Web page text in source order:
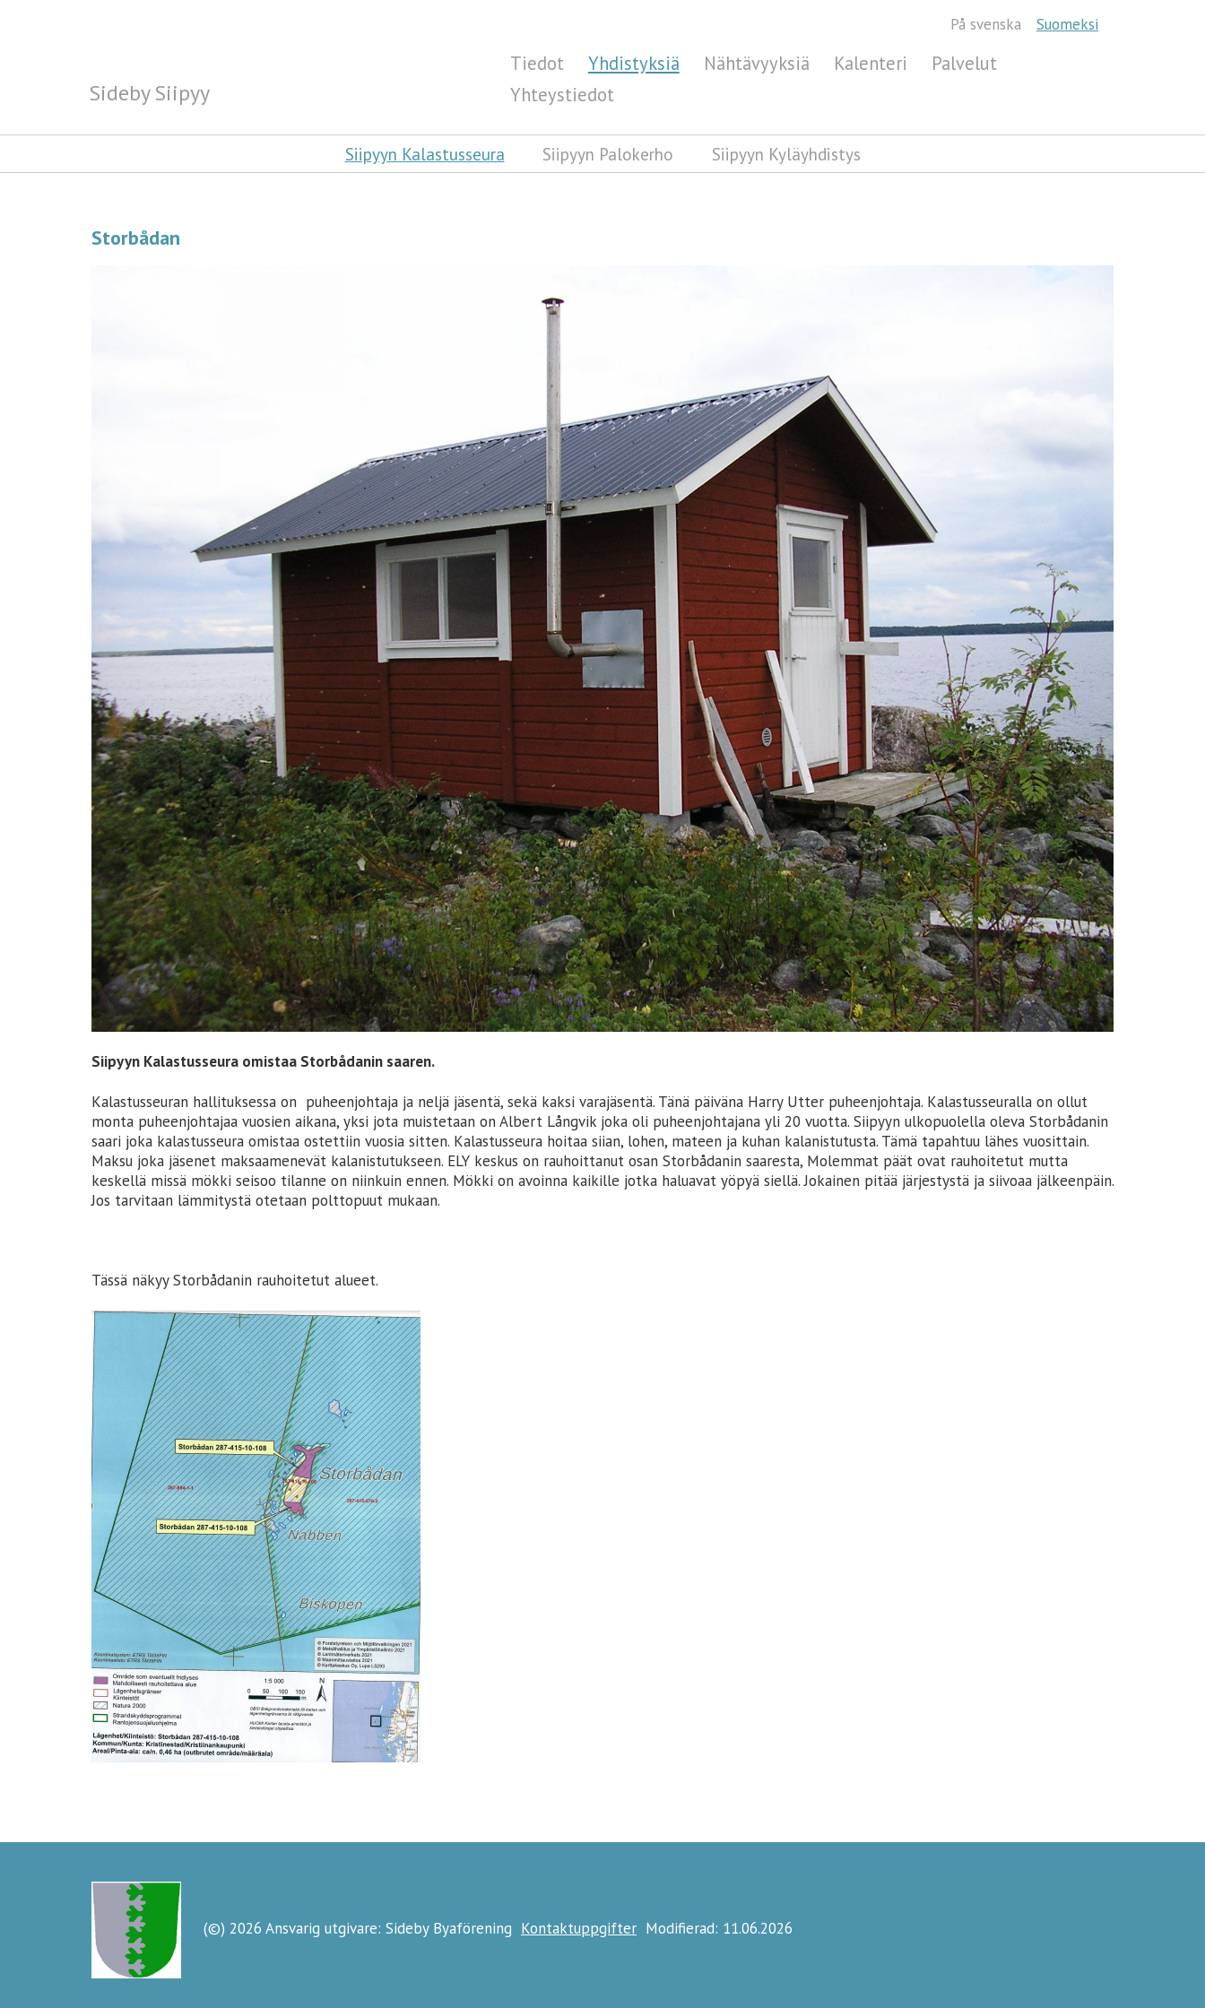
Sideby Siipyy
På svenska Suomeksi
Tiedot Yhdistyksiä Nähtävyyksiä Kalenteri
Palvelut
Yhteystiedot
Siipyyn Kalastusseura Siipyyn Palokerho Siipyyn Kyläyhdistys
Storbådan
Siipyyn Kalastusseura omistaa Storbådanin saaren.
Kalastusseuran hallituksessa on puheenjohtaja ja neljä jäsentä, sekä kaksi varajäsentä. Tänä päiväna Harry Utter puheenjohtaja. Kalastusseuralla on ollut
monta puheenjohtajaa vuosien aikana, yksi jota muistetaan on Albert Långvik joka oli puheenjohtajana yli 20 vuotta. Siipyyn ulkopuolella oleva Storbådanin
saari joka kalastusseura omistaa ostettiin vuosia sitten. Kalastusseura hoitaa siian, lohen, mateen ja kuhan kalanistutusta. Tämä tapahtuu lähes vuosittain.
Maksu joka jäsenet maksaamenevät kalanistutukseen. ELY keskus on rauhoittanut osan Storbådanin saaresta, Molemmat päät ovat rauhoitetut mutta
keskellä missä mökki seisoo tilanne on niinkuin ennen. Mökki on avoinna kaikille jotka haluavat yöpyä siellä. Jokainen pitää järjestystä ja siivoaa jälkeenpäin.
Jos tarvitaan lämmitystä otetaan polttopuut mukaan.
Tässä näkyy Storbådanin rauhoitetut alueet.
(©) 2026 Ansvarig utgivare: Sideby Byaförening Kontaktuppgifter Modifierad: 11.06.2026